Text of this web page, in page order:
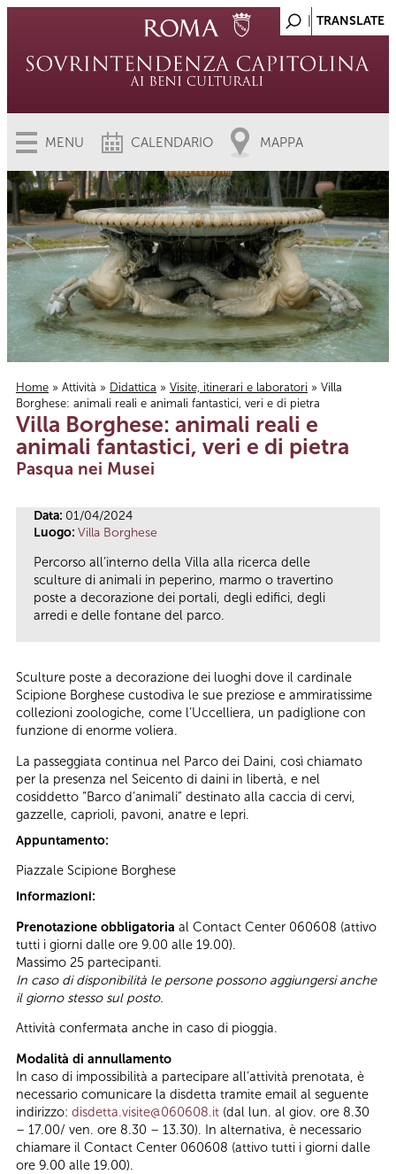
MENU CALENDARIO MAPPA
Tu sei qui
Home » Attività » Didattica » Visite, itinerari e laboratori » Villa
Borghese: animali reali e animali fantastici, veri e di pietra
Villa Borghese: animali reali e
animali fantastici, veri e di pietra
Pasqua nei Musei
Data: 01/04/2024
Luogo: Villa Borghese
Percorso all’interno della Villa alla ricerca delle
sculture di animali in peperino, marmo o travertino
poste a decorazione dei portali, degli edifici, degli
arredi e delle fontane del parco.
Sculture poste a decorazione dei luoghi dove il cardinale
Scipione Borghese custodiva le sue preziose e ammiratissime
collezioni zoologiche, come l’Uccelliera, un padiglione con
funzione di enorme voliera.
La passeggiata continua nel Parco dei Daini, così chiamato
per la presenza nel Seicento di daini in libertà, e nel
cosiddetto “Barco d’animali” destinato alla caccia di cervi,
gazzelle, caprioli, pavoni, anatre e lepri.
Appuntamento:
Piazzale Scipione Borghese
Informazioni:
Prenotazione obbligatoria al Contact Center 060608 (attivo
tutti i giorni dalle ore 9.00 alle 19.00).
Massimo 25 partecipanti.
In caso di disponibilità le persone possono aggiungersi anche
il giorno stesso sul posto.
Attività confermata anche in caso di pioggia.
Modalità di annullamento
In caso di impossibilità a partecipare all’attività prenotata, è
necessario comunicare la disdetta tramite email al seguente
indirizzo: disdetta.visite@060608.it (dal lun. al giov. ore 8.30
– 17.00/ ven. ore 8.30 – 13.30). In alternativa, è necessario
chiamare il Contact Center 060608 (attivo tutti i giorni dalle
ore 9.00 alle 19.00).